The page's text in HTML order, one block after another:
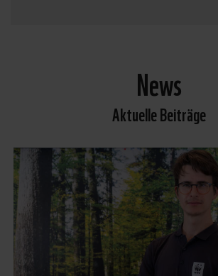
News
Aktuelle Beiträge